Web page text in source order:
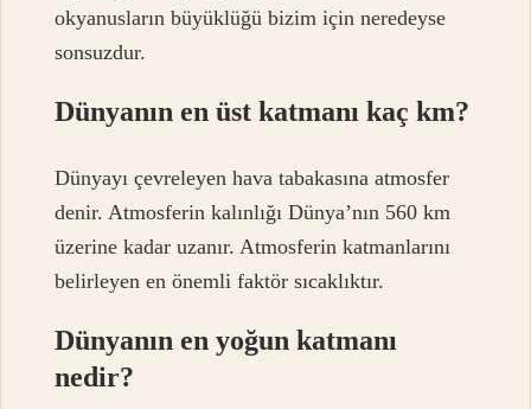
okyanusların büyüklüğü bizim için neredeyse
sonsuzdur.
Dünyanın en üst katmanı kaç km?
Dünyayı çevreleyen hava tabakasına atmosfer
denir. Atmosferin kalınlığı Dünya’nın 560 km
üzerine kadar uzanır. Atmosferin katmanlarını
belirleyen en önemli faktör sıcaklıktır.
Dünyanın en yoğun katmanı
nedir?